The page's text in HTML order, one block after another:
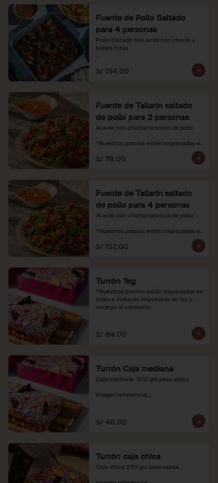
Fuente de Pollo Saltado
para 4 personas
Pollo Saltado con arroz con choclo y
papas fritas
*Nuestros precios están expresados en
soles e incluyen impuestos de ley y
S/ 154.00
Fuente de Tallarín saltado
de pollo para 2 personas
Al wok con chicharroncitos de pollo
*Nuestros precios están expresados en
recargo al consumo.
S/ 78.00
Fuente de Tallarín saltado
de pollo para 4 personas
Al wok con chicharroncitos de pollo
*Nuestros precios están expresados en
recargo al consumo.
S/ 152.00
Turrón 1kg
*Nuestros precios están expresados en
soles e incluyen impuestos de ley y
recargo al consumo.
S/ 84.00
Turrón Caja mediana
Caja mediana  500 grs peso aprox
Imagen referencial
soles e incluyen impuestos de ley y
recargo al consumo.
S/ 46.00
Turrón caja chica
Caja chica 250 grs peso aprox